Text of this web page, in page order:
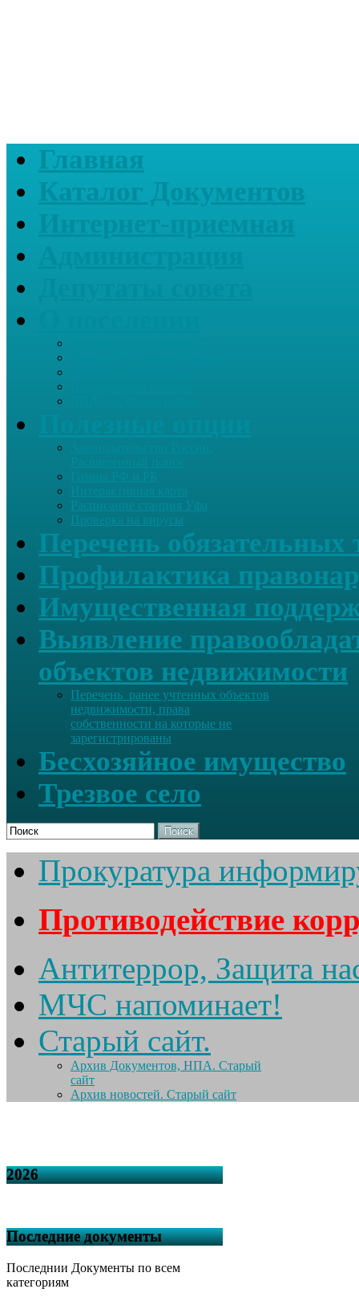
Главная
Каталог Документов
Интерактивная карта
Расписание станция Уфа
Проверка на вирусы
Перечень обязательных
Профилактика
Имущественная
Выявление
объектов недвижимости
Перечень ранее учтенных объектов
недвижимости, права
собственности на которые не
зарегистрированы
Бесхозяйное имущество
Трезвое село
Поиск
Прокуратура
Противодействие
Антитеррор, Защита
МЧС напоминает!
Старый сайт.
Архив Документов, НПА. Старый
сайт
Архив новостей. Старый сайт
2026
Последние документы
Последнии Документы по всем
категориям